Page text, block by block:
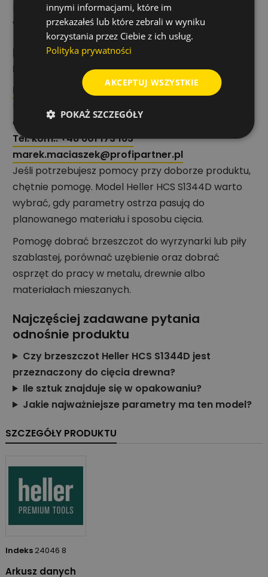
montażu oraz codziennym użytkowaniu w
warsztacie.
Rekomendacja eksperta działu
narzędzi i akcesoriów
Marek Maciaszek
Ekspert działu narzędzi, elektronarzędzi i
akcesoriów
Tel. kom.: +48 601 173 163
marek.maciaszek@profipartner.pl
Jeśli potrzebujesz pomocy przy doborze produktu,
chętnie pomogę. Model Heller HCS S1344D warto
wybrać, gdy parametry ostrza pasują do
planowanego materiału i sposobu cięcia.
Pomogę dobrać brzeszczot do wyrzynarki lub piły
szablastej, porównać uzębienie oraz dobrać
osprzęt do pracy w metalu, drewnie albo
materiałach mieszanych.
Najczęściej zadawane pytania
odnośnie produktu
Czy brzeszczot Heller HCS S1344D jest
przeznaczony do cięcia drewna?
Ile sztuk znajduje się w opakowaniu?
Jakie najważniejsze parametry ma ten model?
SZCZEGÓŁY PRODUKTU
Indeks 24046 8
Arkusz danych
innymi informacjami, które im
przekazałeś lub które zebrali w wyniku
korzystania przez Ciebie z ich usług.
Polityka prywatności
AKCEPTUJ WSZYSTKIE
POKAŻ SZCZEGÓŁY